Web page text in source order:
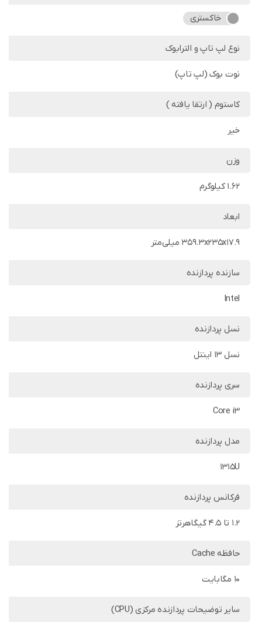
خاکستری
نوع لپ تاپ و الترابوک
نوت بوک (لپ تاپ)
کاستوم ( ارتقا یافته )
خیر
وزن
1.62 کیلوگرم
ابعاد
359.3x235x17.9 میلی‌متر
سازنده پردازنده
Intel
نسل پردازنده
نسل 13 اینتل
سری پردازنده
Core i3
مدل پردازنده
1315U
فرکانس پردازنده
1.2 تا 4.5 گیگاهرتز
حافظه Cache
10 مگابایت
سایر توضیحات پردازنده مرکزی (CPU)